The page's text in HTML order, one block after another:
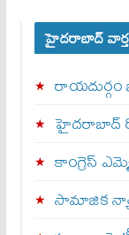
హైదరాబాద్
హైదరాబాద్
కాంగ్రెస్
సామాజిక